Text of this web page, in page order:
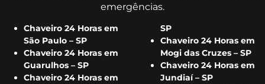
emergências.
Chaveiro 24 Horas em
São Paulo – SP
Chaveiro 24 Horas em
Guarulhos – SP
Chaveiro 24 Horas em
SP
Chaveiro 24 Horas em
Mogi das Cruzes – SP
Chaveiro 24 Horas em
Jundiaí – SP